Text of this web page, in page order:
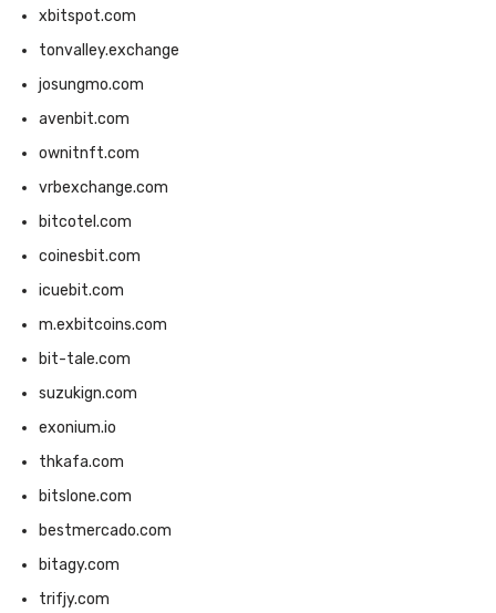
xbitspot.com
tonvalley.exchange
josungmo.com
avenbit.com
ownitnft.com
vrbexchange.com
bitcotel.com
coinesbit.com
icuebit.com
m.exbitcoins.com
bit-tale.com
suzukign.com
exonium.io
thkafa.com
bitslone.com
bestmercado.com
bitagy.com
trifjy.com